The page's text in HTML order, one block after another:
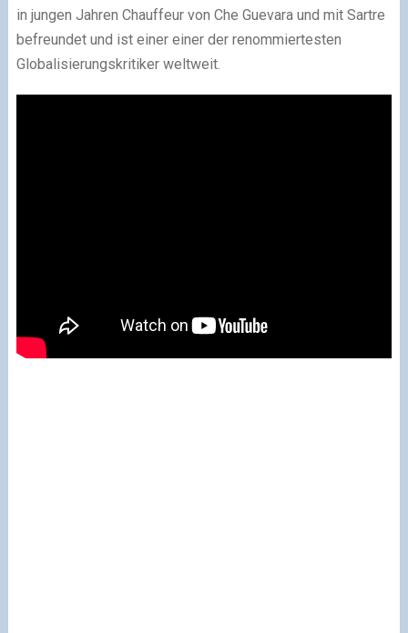
in jungen Jahren Chauffeur von Che Guevara und mit Sartre
befreundet und ist einer einer der renommiertesten
Globalisierungskritiker weltweit.